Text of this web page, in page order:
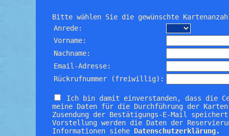
Bitte wählen Sie die gewünschte
Anrede:
Vorname:
Nachname:
Email-Adresse:
Rückrufnummer (freiwillig):
Ich bin damit einverstanden, dass die
meine Daten für die Durchführung der
Zusendung der Bestätigungs-E-Mail
Vorstellung werden die Daten der
Informationen siehe Datenschutzerklärung.